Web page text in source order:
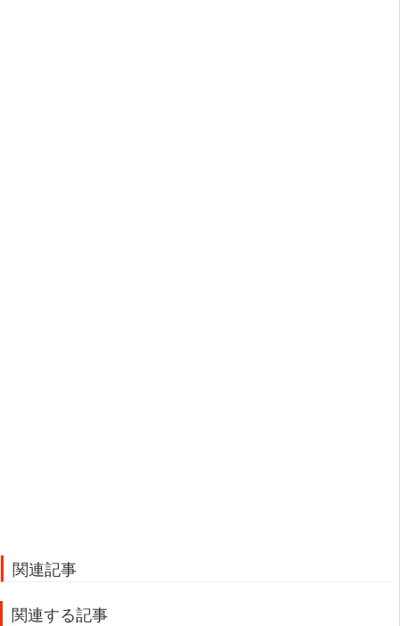
関連記事
関連する記事